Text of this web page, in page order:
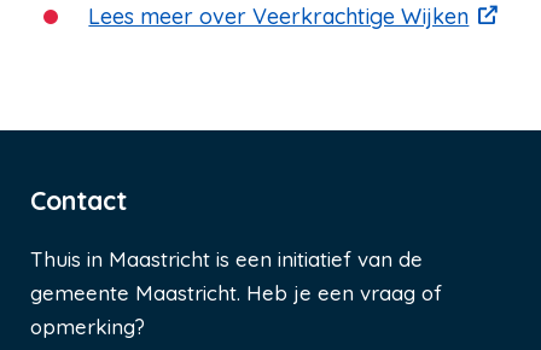
Lees meer over Veerkrachtige Wijken
Contact
Thuis in Maastricht is een initiatief van de
gemeente Maastricht. Heb je een vraag of
opmerking?